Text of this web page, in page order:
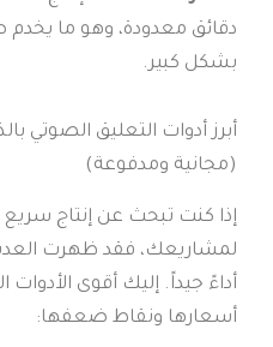
دقائق معدودة، وهو ما يخدم
بشكل كبير.
(مجانية ومدفوعة)
إذا كنت تبحث عن إنتاج سريع
لمشاريعك، فقد ظهرت العديد
أداءً جيداً. إليك أقوى الأدوات
أسعارها ونقاط ضعفها: